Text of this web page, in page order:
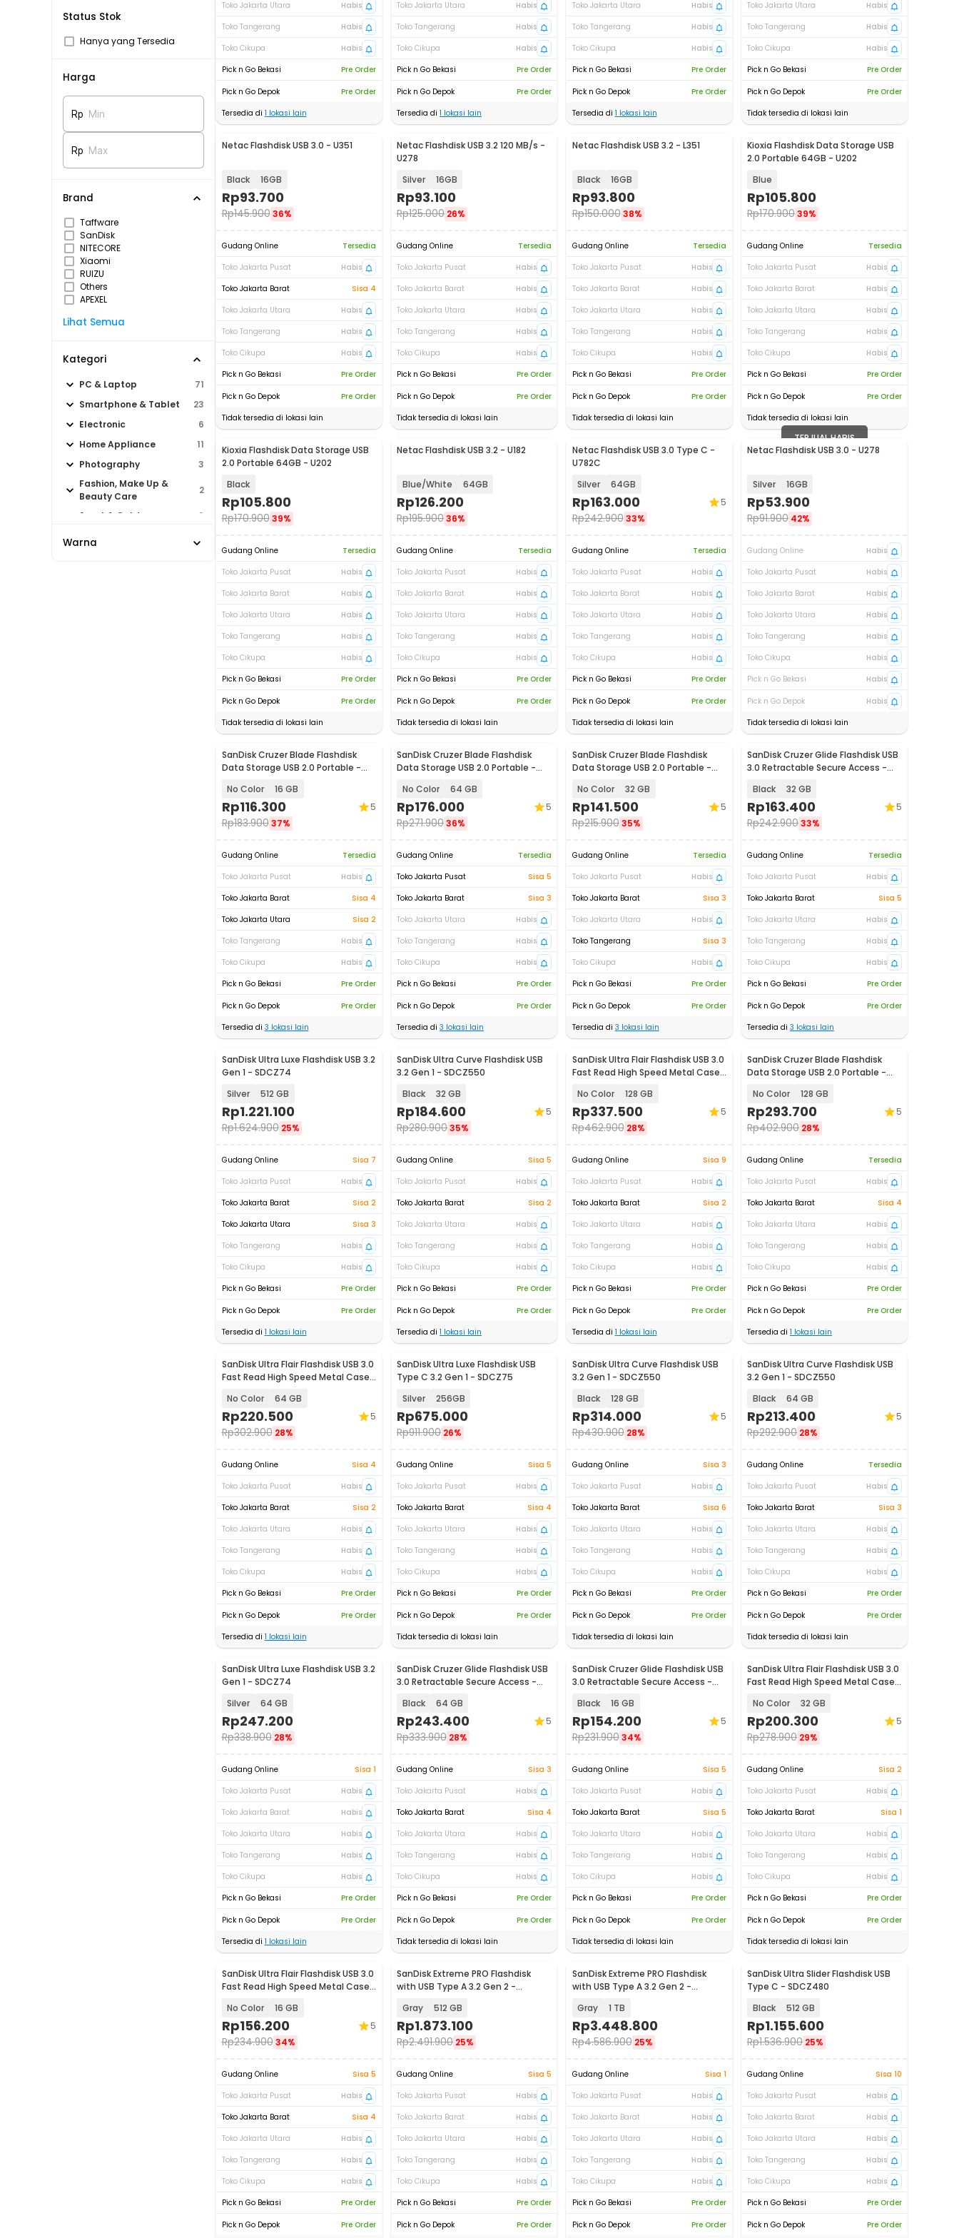
Status Stok
Hanya yang Tersedia
Harga
Rp Min
Rp Max
Brand
Taffware
SanDisk
NITECORE
Xiaomi
RUIZU
Others
APEXEL
Lihat Semua
Kategori
PC & Laptop
71
Smartphone & Tablet
23
Electronic
6
Home Appliance
11
Photography
3
Fashion, Make Up &
Beauty Care
2
Sport & Outdoor 9
Warna
Toko Jakarta Utara
Habis
Toko Tangerang
Habis
Toko Cikupa
Habis
Pick n Go Bekasi
Pre Order
Pick n Go Depok
Pre Order
Tersedia di 1 lokasi lain
Toko Jakarta Utara
Habis
Toko Tangerang
Habis
Toko Cikupa
Habis
Pick n Go Bekasi
Pre Order
Pick n Go Depok
Pre Order
Tersedia di 1 lokasi lain
Toko Jakarta Utara
Habis
Toko Tangerang
Habis
Toko Cikupa
Habis
Pick n Go Bekasi
Pre Order
Pick n Go Depok
Pre Order
Tersedia di 1 lokasi lain
Toko Jakarta Utara
Habis
Toko Tangerang
Habis
Toko Cikupa
Habis
Pick n Go Bekasi
Pre Order
Pick n Go Depok
Pre Order
Tidak tersedia di lokasi lain
Netac Flashdisk USB 3.0 - U351
Black 16GB
Rp93.700
Rp145.900 36%
Gudang Online
Tersedia
Toko Jakarta Pusat
Habis
Toko Jakarta Barat
Sisa 4
Toko Jakarta Utara
Habis
Toko Tangerang
Habis
Toko Cikupa
Habis
Pick n Go Bekasi
Pre Order
Pick n Go Depok
Pre Order
Tidak tersedia di lokasi lain
Baru
Netac Flashdisk USB 3.2 120 MB/s -
U278
Silver
16GB
Rp93.100
Rp125.000 26%
Gudang Online
Tersedia
Toko Jakarta Pusat
Habis
Toko Jakarta Barat
Habis
Toko Jakarta Utara
Habis
Toko Tangerang
Habis
Toko Cikupa
Habis
Pick n Go Bekasi
Pre Order
Pick n Go Depok
Pre Order
Tidak tersedia di lokasi lain
Netac Flashdisk USB 3.2 - L351
Black 16GB
Rp93.800
Rp150.000 38%
Gudang Online
Tersedia
Toko Jakarta Pusat
Habis
Toko Jakarta Barat
Habis
Toko Jakarta Utara
Habis
Toko Tangerang
Habis
Toko Cikupa
Habis
Pick n Go Bekasi
Pre Order
Pick n Go Depok
Pre Order
Tidak tersedia di lokasi lain
Kioxia Flashdisk Data Storage USB
2.0 Portable 64GB - U202
Blue
Rp105.800
Rp170.90039%
Gudang Online
Tersedia
Toko Jakarta Pusat
Habis
Toko Jakarta Barat
Habis
Toko Jakarta Utara
Habis
Toko Tangerang
Habis
Toko Cikupa
Habis
Pick n Go Bekasi
Pre Order
Pick n Go Depok
Pre Order
Tidak tersedia di lokasi lain
Kioxia Flashdisk Data Storage USB
2.0 Portable 64GB - U202
Black
Rp105.800
Rp170.900 39%
Gudang Online
Tersedia
Toko Jakarta Pusat
Habis
Toko Jakarta Barat
Habis
Toko Jakarta Utara
Habis
Toko Tangerang
Habis
Toko Cikupa
Habis
Pick n Go Bekasi
Pre Order
Pick n Go Depok
Pre Order
Tidak tersedia di lokasi lain
Netac Flashdisk USB 3.2 - U182
Blue/White 64GB
Rp126.200
Rp195.90036%
Gudang Online
Tersedia
Toko Jakarta Pusat
Habis
Toko Jakarta Barat
Habis
Toko Jakarta Utara
Habis
Toko Tangerang
Habis
Toko Cikupa
Habis
Pick n Go Bekasi
Pre Order
Pick n Go Depok
Pre Order
Tidak tersedia di lokasi lain
Netac Flashdisk USB 3.0 Type C -
U782C
Silver
64GB
Rp163.000
Rp242.900 33%
5
Gudang Online
Tersedia
Toko Jakarta Pusat
Habis
Toko Jakarta Barat
Habis
Toko Jakarta Utara
Habis
Toko Tangerang
Habis
Toko Cikupa
Habis
Pick n Go Bekasi
Pre Order
Pick n Go Depok
Pre Order
Tidak tersedia di lokasi lain
TERJUAL HABIS
Netac Flashdisk USB 3.0 - U278
Silver 16GB
Rp53.900
Rp91.900 42%
Gudang Online
Habis
Toko Jakarta Pusat
Habis
Toko Jakarta Barat
Habis
Toko Jakarta Utara
Habis
Toko Tangerang
Habis
Toko Cikupa
Habis
Pick n Go Bekasi
Habis
Pick n Go Depok
Habis
Tidak tersedia di lokasi lain
SanDisk Cruzer Blade Flashdisk
Data Storage USB 2.0 Portable -
No Color 16 GB
Rp116.300
Rp183.900 37%
5
Gudang Online
Tersedia
Toko Jakarta Pusat
Habis
Toko Jakarta Barat
Sisa 4
Toko Jakarta Utara
Sisa 2
Toko Tangerang
Habis
Toko Cikupa
Habis
Pick n Go Bekasi
Pre Order
Pick n Go Depok
Pre Order
Tersedia di 3 lokasi lain
SanDisk Cruzer Blade Flashdisk
Data Storage USB 2.0 Portable -
No Color 64 GB
Rp176.000
Rp271.90036%
5
Gudang Online
Tersedia
Toko Jakarta Pusat
Sisa 5
Toko Jakarta Barat
Sisa 3
Toko Jakarta Utara
Habis
Toko Tangerang
Habis
Toko Cikupa
Habis
Pick n Go Bekasi
Pre Order
Pick n Go Depok
Pre Order
Tersedia di 3 lokasi lain
SanDisk Cruzer Blade Flashdisk
Data Storage USB 2.0 Portable -
No Color 32 GB
Rp141.500
Rp215.900 35%
5
Gudang Online
Tersedia
Toko Jakarta Pusat
Habis
Toko Jakarta Barat
Sisa 3
Toko Jakarta Utara
Habis
Toko Tangerang
Sisa 3
Toko Cikupa
Habis
Pick n Go Bekasi
Pre Order
Pick n Go Depok
Pre Order
Tersedia di 3 lokasi lain
SanDisk Cruzer Glide Flashdisk USB
3.0 Retractable Secure Access -
Black 32 GB
Rp163.400
Rp242.90033%
5
Gudang Online
Tersedia
Toko Jakarta Pusat
Habis
Toko Jakarta Barat
Sisa 5
Toko Jakarta Utara
Habis
Toko Tangerang
Habis
Toko Cikupa
Habis
Pick n Go Bekasi
Pre Order
Pick n Go Depok
Pre Order
Tersedia di 3 lokasi lain
SanDisk Ultra Luxe Flashdisk USB 3.2
Gen 1 - SDCZ74
Silver
512 GB
Rp1.221.100
Rp1.624.900 25%
Gudang Online
Sisa 7
Toko Jakarta Pusat
Habis
Toko Jakarta Barat
Sisa 2
Toko Jakarta Utara
Sisa 3
Toko Tangerang
Habis
Toko Cikupa
Habis
Pick n Go Bekasi
Pre Order
Pick n Go Depok
Pre Order
Tersedia di 1 lokasi lain
SanDisk Ultra Curve Flashdisk USB
3.2 Gen 1 - SDCZ550
Black
32 GB
Rp184.600
Rp280.90035%
5
Gudang Online
Sisa 5
Toko Jakarta Pusat
Habis
Toko Jakarta Barat
Sisa 2
Toko Jakarta Utara
Habis
Toko Tangerang
Habis
Toko Cikupa
Habis
Pick n Go Bekasi
Pre Order
Pick n Go Depok
Pre Order
Tersedia di 1 lokasi lain
SanDisk Ultra Flair Flashdisk USB 3.0
Fast Read High Speed Metal Case
No Color 128 GB
Rp337.500
Rp462.900 28%
5
Gudang Online
Sisa 9
Toko Jakarta Pusat
Habis
Toko Jakarta Barat
Sisa 2
Toko Jakarta Utara
Habis
Toko Tangerang
Habis
Toko Cikupa
Habis
Pick n Go Bekasi
Pre Order
Pick n Go Depok
Pre Order
Tersedia di 1 lokasi lain
SanDisk Cruzer Blade Flashdisk
Data Storage USB 2.0 Portable -
No Color 128 GB
Rp293.700
Rp402.900 28%
5
Gudang Online
Tersedia
Toko Jakarta Pusat
Habis
Toko Jakarta Barat
Sisa 4
Toko Jakarta Utara
Habis
Toko Tangerang
Habis
Toko Cikupa
Habis
Pick n Go Bekasi
Pre Order
Pick n Go Depok
Pre Order
Tersedia di 1 lokasi lain
SanDisk Ultra Flair Flashdisk USB 3.0
Fast Read High Speed Metal Case
No Color 64 GB
Rp220.500
Rp302.900 28%
5
Gudang Online
Sisa 4
Toko Jakarta Pusat
Habis
Toko Jakarta Barat
Sisa 2
Toko Jakarta Utara
Habis
Toko Tangerang
Habis
Toko Cikupa
Habis
Pick n Go Bekasi
Pre Order
Pick n Go Depok
Pre Order
Tersedia di 1 lokasi lain
SanDisk Ultra Luxe Flashdisk USB
Type C 3.2 Gen 1 - SDCZ75
Silver
256GB
Rp675.000
Rp911.900 26%
Gudang Online
Sisa 5
Toko Jakarta Pusat
Habis
Toko Jakarta Barat
Sisa 4
Toko Jakarta Utara
Habis
Toko Tangerang
Habis
Toko Cikupa
Habis
Pick n Go Bekasi
Pre Order
Pick n Go Depok
Pre Order
Tidak tersedia di lokasi lain
SanDisk Ultra Curve Flashdisk USB
3.2 Gen 1 - SDCZ550
Black
128 GB
Rp314.000
Rp430.900 28%
5
Gudang Online
Sisa 3
Toko Jakarta Pusat
Habis
Toko Jakarta Barat
Sisa 6
Toko Jakarta Utara
Habis
Toko Tangerang
Habis
Toko Cikupa
Habis
Pick n Go Bekasi
Pre Order
Pick n Go Depok
Pre Order
Tidak tersedia di lokasi lain
SanDisk Ultra Curve Flashdisk USB
3.2 Gen 1 - SDCZ550
Black
64 GB
Rp213.400
Rp292.900 28%
5
Gudang Online
Tersedia
Toko Jakarta Pusat
Habis
Toko Jakarta Barat
Sisa 3
Toko Jakarta Utara
Habis
Toko Tangerang
Habis
Toko Cikupa
Habis
Pick n Go Bekasi
Pre Order
Pick n Go Depok
Pre Order
Tidak tersedia di lokasi lain
SanDisk Ultra Luxe Flashdisk USB 3.2
Gen 1 - SDCZ74
Silver
64 GB
Rp247.200
Rp338.900 28%
Gudang Online
Sisa 1
Toko Jakarta Pusat
Habis
Toko Jakarta Barat
Habis
Toko Jakarta Utara
Habis
Toko Tangerang
Habis
Toko Cikupa
Habis
Pick n Go Bekasi
Pre Order
Pick n Go Depok
Pre Order
Tersedia di 1 lokasi lain
SanDisk Cruzer Glide Flashdisk USB
3.0 Retractable Secure Access -
Black 64 GB
Rp243.400
Rp333.900 28%
5
Gudang Online
Sisa 3
Toko Jakarta Pusat
Habis
Toko Jakarta Barat
Sisa 4
Toko Jakarta Utara
Habis
Toko Tangerang
Habis
Toko Cikupa
Habis
Pick n Go Bekasi
Pre Order
Pick n Go Depok
Pre Order
Tidak tersedia di lokasi lain
SanDisk Cruzer Glide Flashdisk USB
3.0 Retractable Secure Access -
Black 16 GB
Rp154.200
Rp231.900 34%
5
Gudang Online
Sisa 5
Toko Jakarta Pusat
Habis
Toko Jakarta Barat
Sisa 5
Toko Jakarta Utara
Habis
Toko Tangerang
Habis
Toko Cikupa
Habis
Pick n Go Bekasi
Pre Order
Pick n Go Depok
Pre Order
Tidak tersedia di lokasi lain
SanDisk Ultra Flair Flashdisk USB 3.0
Fast Read High Speed Metal Case
No Color 32 GB
Rp200.300
Rp278.900 29%
5
Gudang Online
Sisa 2
Toko Jakarta Pusat
Habis
Toko Jakarta Barat
Sisa 1
Toko Jakarta Utara
Habis
Toko Tangerang
Habis
Toko Cikupa
Habis
Pick n Go Bekasi
Pre Order
Pick n Go Depok
Pre Order
Tidak tersedia di lokasi lain
SanDisk Ultra Flair Flashdisk USB 3.0
Fast Read High Speed Metal Case
No Color 16 GB
Rp156.200
Rp234.900 34%
5
Gudang Online
Sisa 5
Toko Jakarta Pusat
Habis
Toko Jakarta Barat
Sisa 4
Toko Jakarta Utara
Habis
Toko Tangerang
Habis
Toko Cikupa
Habis
Pick n Go Bekasi
Pre Order
Pick n Go Depok Pre Order
SanDisk Extreme PRO Flashdisk
with USB Type A 3.2 Gen 2 -
Gray 512 GB
Rp1.873.100
Rp2.491.900 25%
Gudang Online
Sisa 5
Toko Jakarta Pusat
Habis
Toko Jakarta Barat
Habis
Toko Jakarta Utara
Habis
Toko Tangerang
Habis
Toko Cikupa
Habis
Pick n Go Bekasi
Pre Order
Pick n Go Depok Pre Order
SanDisk Extreme PRO Flashdisk
with USB Type A 3.2 Gen 2 -
Gray 1 TB
Rp3.448.800
Rp4.586.900 25%
Gudang Online
Sisa 1
Toko Jakarta Pusat
Habis
Toko Jakarta Barat
Habis
Toko Jakarta Utara
Habis
Toko Tangerang
Habis
Toko Cikupa
Habis
Pick n Go Bekasi
Pre Order
Pick n Go Depok Pre Order
SanDisk Ultra Slider Flashdisk USB
Type C - SDCZ480
Black
512 GB
Rp1.155.600
Rp1.536.900 25%
Gudang Online
Sisa 10
Toko Jakarta Pusat
Habis
Toko Jakarta Barat
Habis
Toko Jakarta Utara
Habis
Toko Tangerang
Habis
Toko Cikupa
Habis
Pick n Go Bekasi
Pre Order
Pick n Go Depok Pre Order